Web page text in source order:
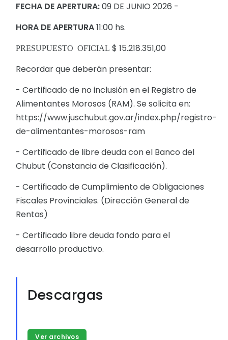
FECHA DE APERTURA:09 DE JUNIO 2026 -
HORA DE APERTURA11:00 hs.
PRESUPUESTO OFICIAL $ 15.218.351,00
Recordar que deberán presentar:
- Certificado de no inclusión en el Registro de
Alimentantes Morosos (RAM). Se solicita en:
https://www.juschubut.gov.ar/index.php/registro-
de-alimentantes-morosos-ram
- Certificado de libre deuda con el Banco del
Chubut (Constancia de Clasificación).
- Certificado de Cumplimiento de Obligaciones
Fiscales Provinciales. (Dirección General de
Rentas)
- Certificado libre deuda fondo para el
desarrollo productivo.
Descargas
Ver archivos